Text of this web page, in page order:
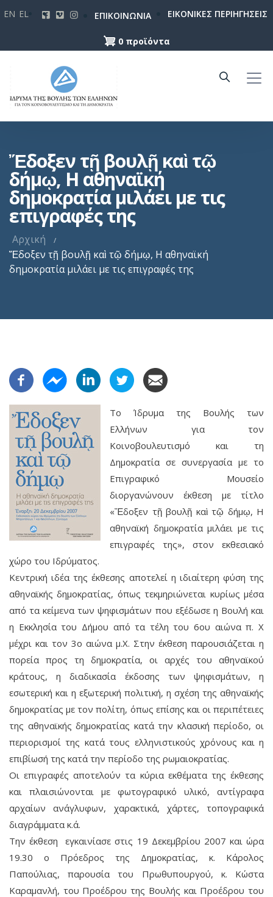
κυρίως
περιεχόμενο
EN EL ΕΠΙΚΟΙΝΩΝΙΑ ΕΙΚΟΝΙΚΕΣ ΠΕΡΙΗΓΗΣΕΙΣ
0 προϊόντα
Ἔδοξεν τῇ βουλῇ καὶ τῷ
δήμῳ, Η αθηναϊκή
δημοκρατία μιλάει με τις
επιγραφές της
Αρχική
Ἔδοξεν τῇ βουλῇ καὶ τῷ δήμῳ, Η αθηναϊκή
δημοκρατία μιλάει με τις επιγραφές της
Το Ίδρυμα της Βουλής των
Ελλήνων για τον
Κοινοβουλευτισμό και τη
Δημοκρατία σε συνεργασία με το
Επιγραφικό Μουσείο
διοργανώνουν έκθεση με τίτλο
«Ἔδοξεν τῇ βουλῇ καὶ τῷ δήμῳ, Η
αθηναϊκή δημοκρατία μιλάει με τις
επιγραφές της», στον εκθεσιακό
χώρο του Ιδρύματος.
Κεντρική ιδέα της έκθεσης αποτελεί η ιδιαίτερη φύση της
αθηναϊκής δημοκρατίας, όπως τεκμηριώνεται κυρίως μέσα
από τα κείμενα των ψηφισμάτων που εξέδωσε η Bουλή και
η Εκκλησία του Δήμου από τα τέλη του 6ου αιώνα π. Χ
μέχρι και τον 3ο αιώνα μ.Χ. Στην έκθεση παρουσιάζεται η
πορεία προς τη δημοκρατία, οι αρχές του αθηναϊκού
κράτους, η διαδικασία έκδοσης των ψηφισμάτων, η
εσωτερική και η εξωτερική πολιτική, η σχέση της αθηναϊκής
δημοκρατίας με τον πολίτη, όπως επίσης και οι περιπέτειες
της αθηναϊκής δημοκρατίας κατά την κλασική περίοδο, οι
περιορισμοί της κατά τους ελληνιστικούς χρόνους και η
επιβίωσή της κατά την περίοδο της ρωμαιοκρατίας.
Οι επιγραφές αποτελούν τα κύρια εκθέματα της έκθεσης
και πλαισιώνονται με φωτογραφικό υλικό, αντίγραφα
αρχαίων ανάγλυφων, χαρακτικά, χάρτες, τοπογραφικά
διαγράμματα κ.ά.
Την έκθεση εγκαινίασε στις 19 Δεκεμβρίου 2007 και ώρα
19.30 ο Πρόεδρος της Δημοκρατίας, κ. Κάρολος
Παπούλιας, παρουσία του Πρωθυπουργού, κ. Κώστα
Καραμανλή, του Προέδρου της Βουλής και Προέδρου του